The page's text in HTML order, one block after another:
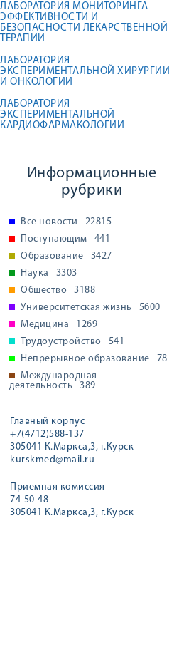
ЛАБОРАТОРИЯ МОНИТОРИНГА
ЭФФЕКТИВНОСТИ И
БЕЗОПАСНОСТИ ЛЕКАРСТВЕННОЙ
ТЕРАПИИ
ЛАБОРАТОРИЯ
ЭКСПЕРИМЕНТАЛЬНОЙ ХИРУРГИИ
И ОНКОЛОГИИ
ЛАБОРАТОРИЯ
ЭКСПЕРИМЕНТАЛЬНОЙ
КАРДИОФАРМАКОЛОГИИ
Информационные
рубрики
Все новости
22815
Поступающим
441
Образование
3427
Наука
3303
Общество
3188
Университетская жизнь
5600
Медицина
1269
Трудоустройство
541
Непрерывное образование
78
Международная
деятельность
389
Главный корпус
+7(4712)588-137
305041 К.Маркса,3, г.Курск
kurskmed@mail.ru
Приемная комиссия
74-50-48
305041 К.Маркса,3, г.Курск